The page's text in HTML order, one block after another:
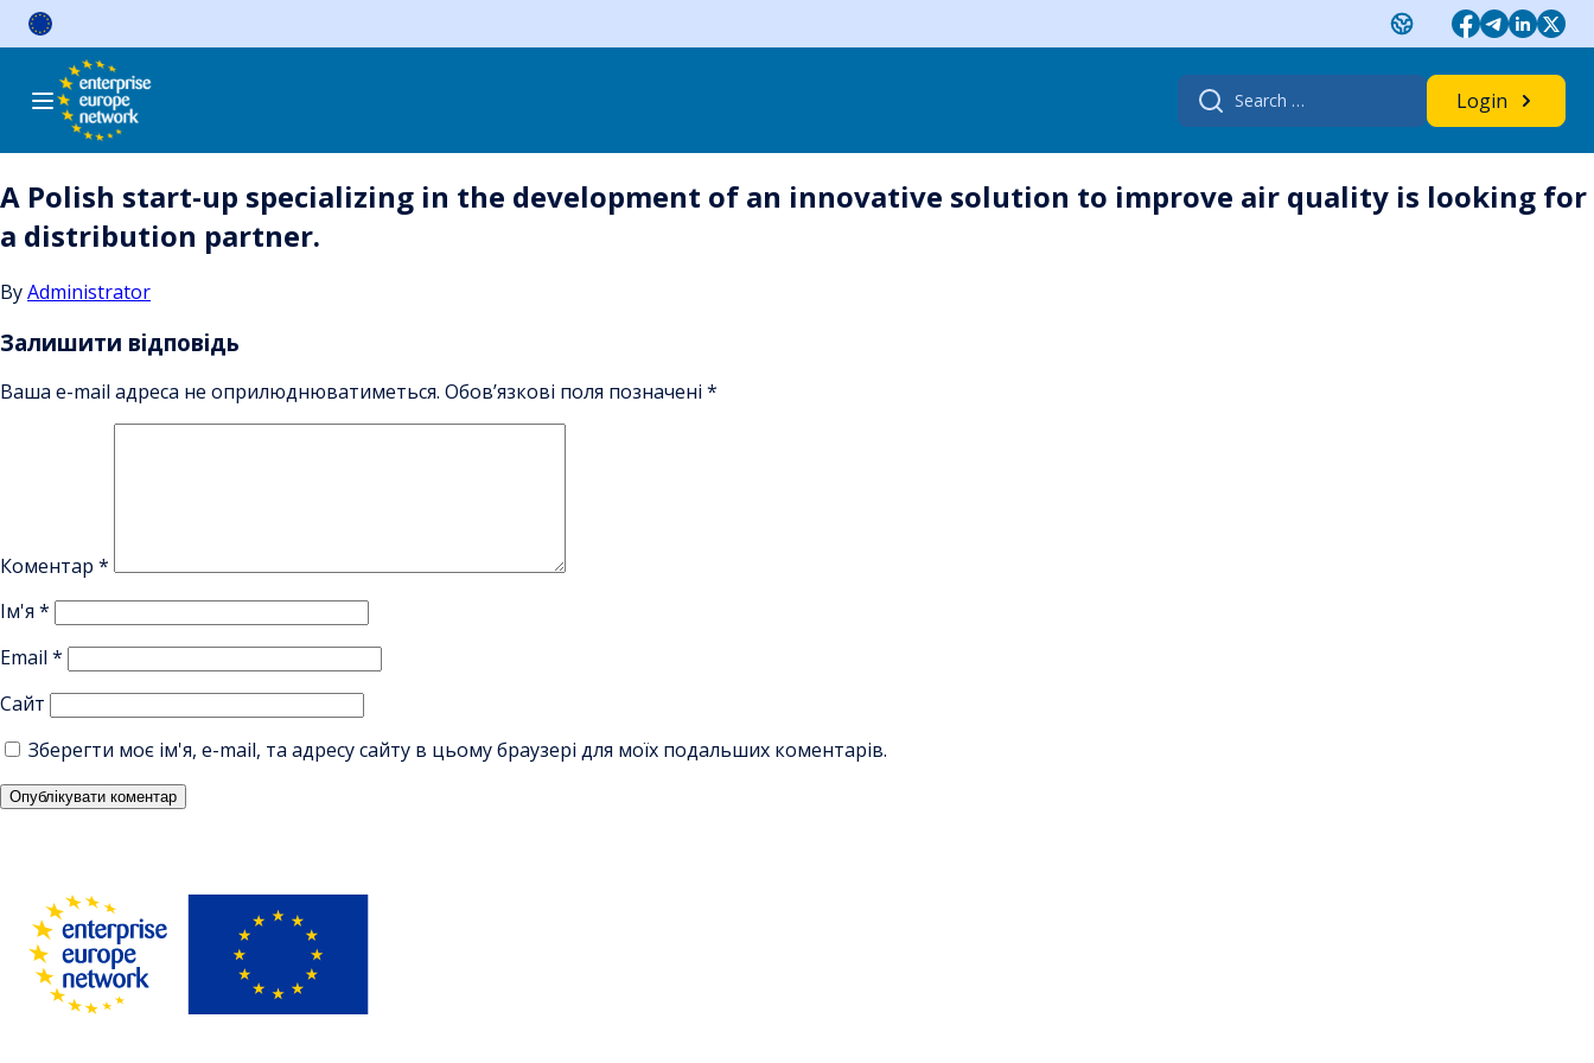
Skip
Search
for:
Login
A Polish start-up specializing in the development of an innovative solution to improve air quality is looking for
a distribution partner.
ByAdministrator
Залишити відповідь
Ваша e-mail адреса не оприлюднюватиметься. Обов’язкові поля позначені *
Коментар *
Ім'я *
Email *
Сайт
Зберегти моє ім'я, e-mail, та адресу сайту в цьому браузері для моїх подальших коментарів.